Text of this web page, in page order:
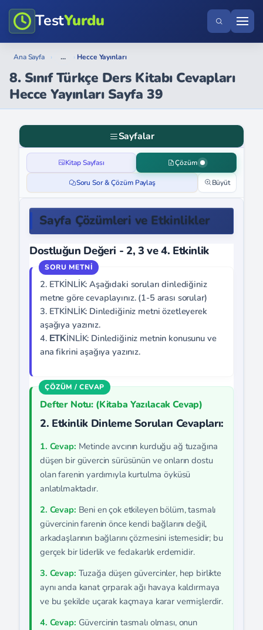
TestYurdu
Ana Sayfa › ... › Hecce Yayınları
8. Sınıf Türkçe Ders Kitabı Cevapları
Hecce Yayınları Sayfa 39
Sayfalar
Kitap Sayfası Çözüm
Soru Sor & Çözüm Paylaş Büyüt
Sayfa Çözümleri ve Etkinlikler
Dostluğun Değeri - 2, 3 ve 4. Etkinlik
2. ETKİNLİK: Aşağıdaki soruları dinlediğiniz
metne göre cevaplayınız. (1-5 arası sorular)
3. ETKİNLİK: Dinlediğiniz metni özetleyerek
aşağıya yazınız.
4. ΕΤΚİNLİK: Dinlediğiniz metnin konusunu ve
ana fikrini aşağıya yazınız.
Defter Notu: (Kitaba Yazılacak Cevap)
2. Etkinlik Dinleme Soruları Cevapları:
1. Cevap: Metinde avcının kurduğu ağ tuzağına
düşen bir güvercin sürüsünün ve onların dostu
olan farenin yardımıyla kurtulma öyküsü
anlatılmaktadır.
2. Cevap: Beni en çok etkileyen bölüm, tasmalı
güvercinin farenin önce kendi bağlarını değil,
arkadaşlarının bağlarını çözmesini istemesidir; bu
gerçek bir liderlik ve fedakarlık erdemidir.
3. Cevap: Tuzağa düşen güvercinler, hep birlikte
aynı anda kanat çırparak ağı havaya kaldırmaya
ve bu şekilde uçarak kaçmaya karar vermişlerdir.
4. Cevap: Güvercinin tasmalı olması, onun